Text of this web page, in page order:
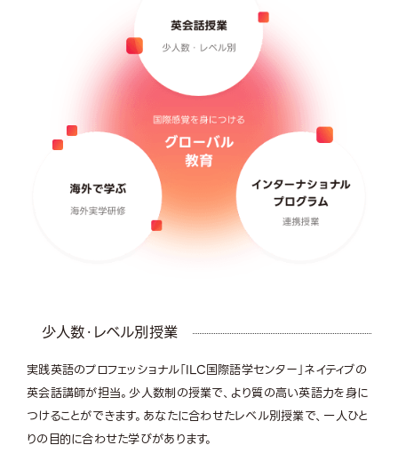
少人数・レベル別授業
実践英語のプロフェッショナル「ILC国際語学センター」ネイティブの
英会話講師が担当。少人数制の授業で、より質の高い英語力を身に
つけることができます。あなたに合わせたレベル別授業で、一人ひと
りの目的に合わせた学びがあります。